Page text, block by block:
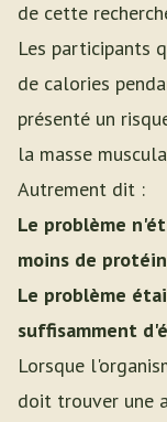
de cette
Les participants
de calories
présenté un
la masse
Autrement dit :
Le problème
moins de
Le problème
suffisamment
Lorsque
doit trouver une